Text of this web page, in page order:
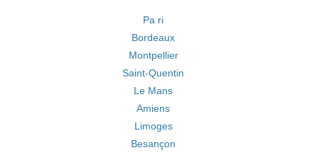
Pa ri
Bordeaux
Montpellier
Saint-Quentin
Le Mans
Amiens
Limoges
Besançon